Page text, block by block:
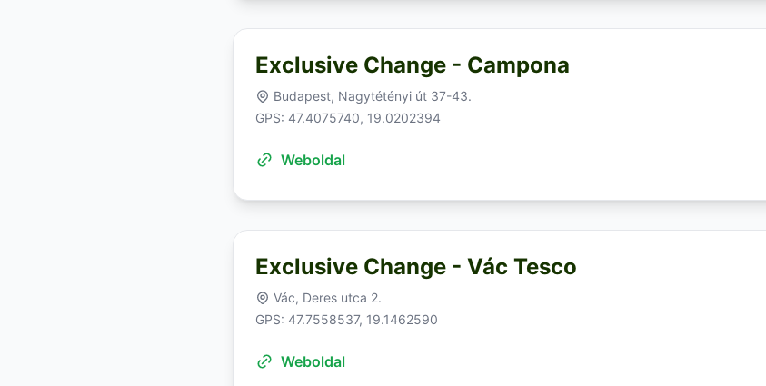
Exclusive Change - Campona
Budapest, Nagytétényi út 37-43.
GPS: 47.4075740, 19.0202394
Weboldal
Exclusive Change - Vác Tesco
Vác, Deres utca 2.
GPS: 47.7558537, 19.1462590
Weboldal